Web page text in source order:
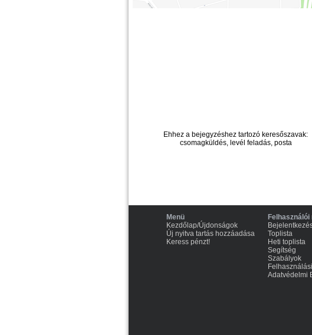
Ehhez a bejegyzéshez tartozó keresőszavak:
csomagküldés, levél feladás, posta
Menü
Kezdőlap/Újdonságok
Új nyitva tartás hozzáadása
Keress pénzt!
Felhasználói
Toplista
Heti toplista
Segítség
Szabályok
Adatvédelmi